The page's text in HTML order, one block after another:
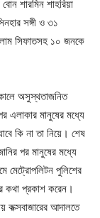
শারমিন শাহরিয়া
সঙ্গী ও ৩১
সিফাতসহ ১০ জনকে
অসুস্থতাজনিত
এলাকার মানুষের মধ্যে
কি না তা নিয়ে। শেষ
পর মানুষের মধ্যে
মেট্রোপলিটন পুলিশের
কথা প্রকাশ করেন।
কক্সবাজারের আদালতে